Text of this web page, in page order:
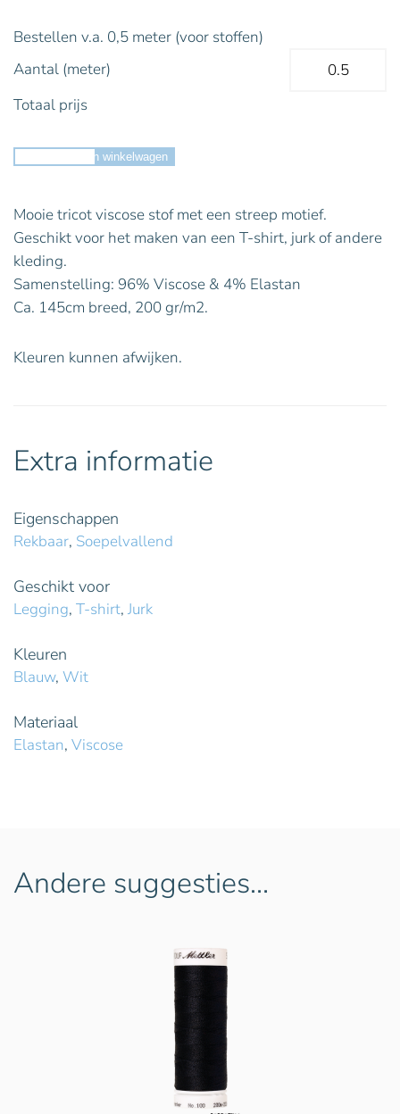
Bestellen v.a. 0,5 meter (voor stoffen)
Aantal (meter)
Totaal prijs
Toevoegen aan winkelwagen
Mooie tricot viscose stof met een streep motief.
Geschikt voor het maken van een T-shirt, jurk of andere
kleding.
Samenstelling: 96% Viscose & 4% Elastan
Ca. 145cm breed, 200 gr/m2.
Kleuren kunnen afwijken.
Extra informatie
Eigenschappen
Rekbaar, Soepelvallend
Geschikt voor
Legging, T-shirt, Jurk
Kleuren
Blauw, Wit
Materiaal
Elastan, Viscose
Andere suggesties…